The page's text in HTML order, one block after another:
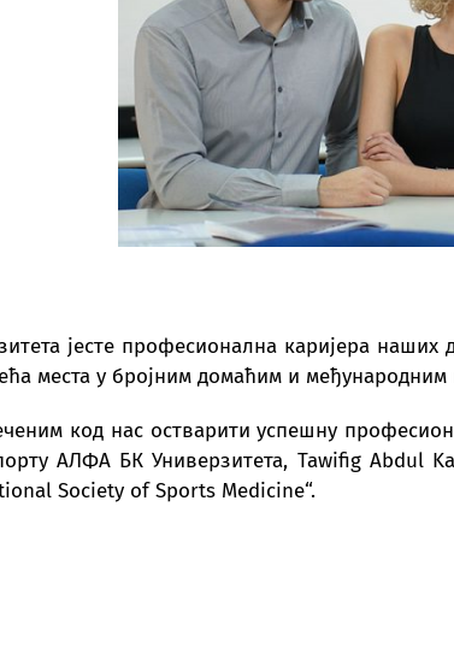
јесте професионална каријера наших
места у бројним домаћим и међународним
код нас остварити успешну
АЛФА БК Универзитета, Tawifig Abdul
Society of Sports Medicine“.